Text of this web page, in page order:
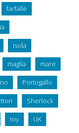
farfalle
isola
maglia mare
Portogallo
Sherlock
toy UK